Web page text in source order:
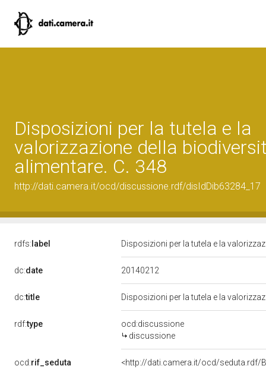
Disposizioni per la tutela e la
valorizzazione della
alimentare. C. 348
http://dati.camera.it/ocd/discussione.rdf/disIdDib63284_17
rdfs: label Disposizioni per la tutela e la
dc:date 20140212
dc:title Disposizioni per la tutela e la
rdf:type
ocd:discussione
discussione
ocd:rif_seduta
<http://dati.camera.it/ocd/seduta.rdf/